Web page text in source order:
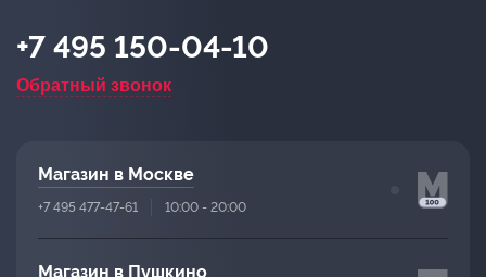
+7 495 150-04-10
Обратный звонок
Магазин в Москве
+7 495 477-47-61 10:00 - 20:00
Магазин в Пушкино